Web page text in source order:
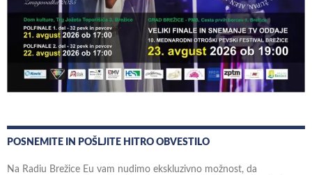
POSNEMITE IN POŠLJITE HITRO OBVESTILO
Na Radiu Brežice Eu vam nudimo ekskluzivno možnost, da